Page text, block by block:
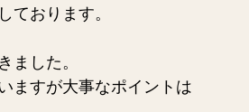
ております。
ました。
ますが大事なポイントは